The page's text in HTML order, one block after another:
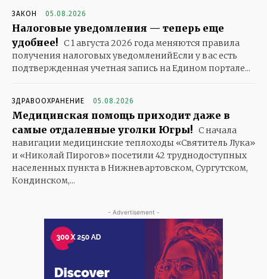
ЗАКОН 05.08.2026
Налоговые уведомления — теперь еще
удобнее! С 1 августа 2026 года меняются правила
получения налоговых уведомленийЕсли у вас есть
подтвержденная учетная запись на Едином портале...
ЗДРАВООХРАНЕНИЕ 05.08.2026
Медицинская помощь приходит даже в
самые отдаленные уголки Югры! С начала
навигации медицинские теплоходы «Святитель Лука»
и «Николай Пирогов» посетили 42 труднодоступных
населенных пункта в Нижневартовском, Сургутском,
Кондинском,...
- Advertisement -